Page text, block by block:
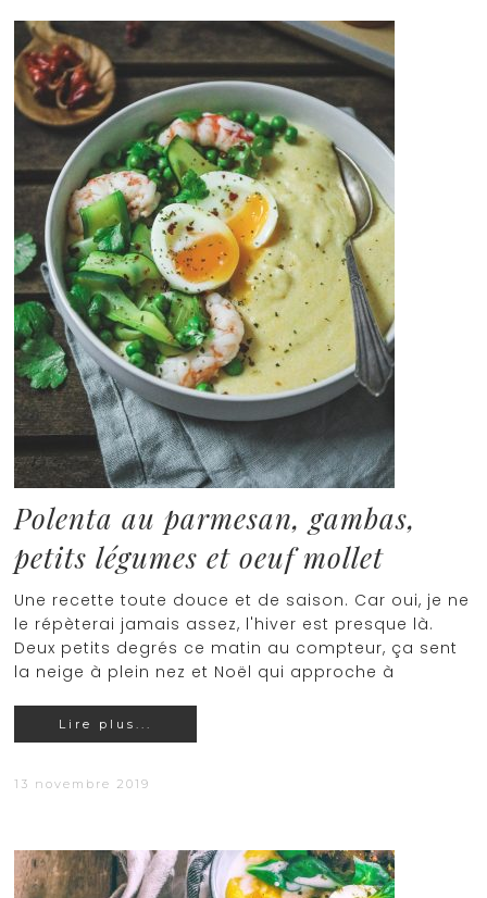
Polenta au parmesan, gambas,
petits légumes et oeuf mollet
Une recette toute douce et de saison. Car oui, je ne
le répèterai jamais assez, l'hiver est presque là.
Deux petits degrés ce matin au compteur, ça sent
la neige à plein nez et Noël qui approche à
Lire plus...
13 novembre 2019